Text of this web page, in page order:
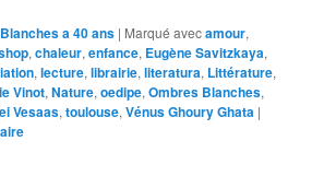
a 40 ans | Marqué avecamour,
,chaleur,enfance, Eugène Savitzkaya,
,lecture,librairie,literatura, Littérature,
Vinot,Nature,oedipe,Ombres Blanches,
Vesaas,toulouse,Vénus Ghoury Ghata |